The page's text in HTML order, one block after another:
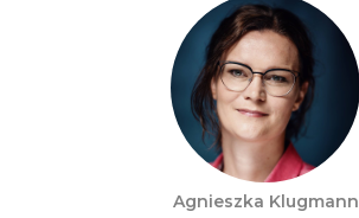
Agnieszka Klugmann